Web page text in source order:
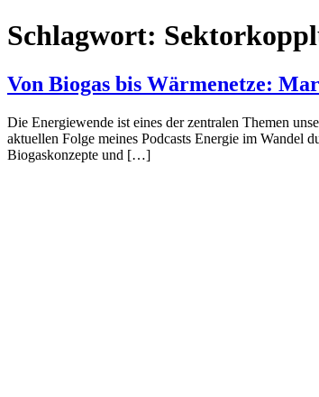
Schlagwort:
Von Biogas bis Wärmenetze:
Die Energiewende ist eines der zentralen Themen
aktuellen Folge meines Podcasts Energie im Wandel
Biogaskonzepte und […]